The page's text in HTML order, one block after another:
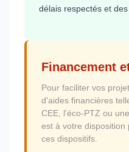
délais respectés et
Financement
Pour faciliter vos
d'aides financières
CEE, l'éco-PTZ ou
est à votre
ces dispositifs.